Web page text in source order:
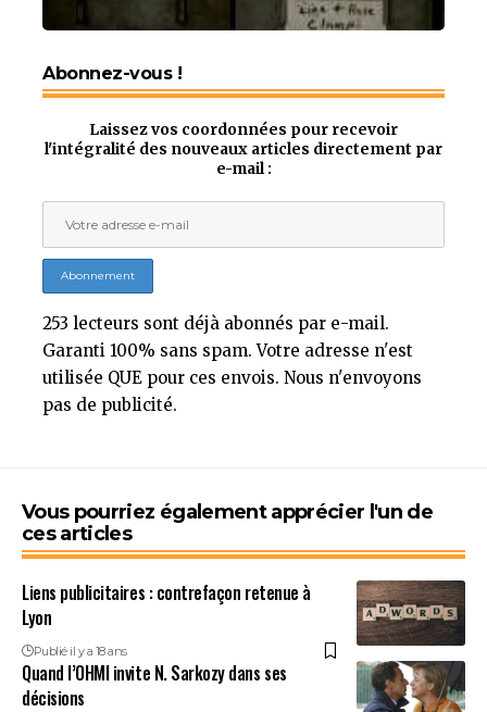
Abonnez-vous !
Laissez vos coordonnées pour recevoir
l'intégralité des nouveaux articles directement par
e-mail :
253 lecteurs sont déjà abonnés par e-mail.
Garanti 100% sans spam. Votre adresse n'est
utilisée QUE pour ces envois. Nous n'envoyons
pas de publicité.
Vous pourriez également apprécier l'un de
ces articles
Liens publicitaires : contrefaçon retenue à
Lyon
Publié il y a 18 ans
Quand l’OHMI invite N. Sarkozy dans ses
décisions